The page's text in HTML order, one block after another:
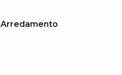
Arredamento